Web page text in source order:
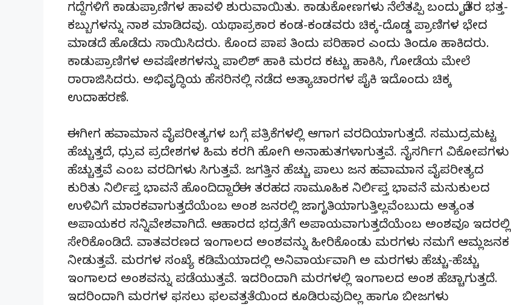
ಗದ್ದೆಗಳಿಗೆ ಕಾಡುಪ್ರಾಣಿಗಳ ಹಾವಳಿ ಶುರುವಾಯಿತು. ಕಾಡುಕೋಣಗಳು ನೆಲೆತಪ್ಪಿ ಬಂದು ರೈತರ ಭತ್ತ-
ಕಬ್ಬುಗಳನ್ನು ನಾಶ ಮಾಡಿದವು. ಯಥಾಪ್ರಕಾರ ಕಂಡ-ಕಂಡವರು ಚಿಕ್ಕ-ದೊಡ್ಡ ಪ್ರಾಣಿಗಳ ಭೇದ
ಮಾಡದೆ ಹೊಡೆದು ಸಾಯಿಸಿದರು. ಕೊಂದ ಪಾಪ ತಿಂದು ಪರಿಹಾರ ಎಂದು ತಿಂದೂ ಹಾಕಿದರು.
ಕಾಡುಪ್ರಾಣಿಗಳ ಅವಷೇಶಗಳನ್ನು ಪಾಲಿಶ್ ಹಾಕಿ ಮರದ ಕಟ್ಟು ಹಾಕಿಸಿ, ಗೋಡೆಯ ಮೇಲೆ
ರಾರಾಜಿಸಿದರು. ಅಭಿವೃದ್ಧಿಯ ಹೆಸರಿನಲ್ಲಿ ನಡೆದ ಅತ್ಯಾಚಾರಗಳ ಪೈಕಿ ಇದೊಂದು ಚಿಕ್ಕ
ಉದಾಹರಣೆ.
ಈಗೀಗ ಹವಾಮಾನ ವೈಪರೀತ್ಯಗಳ ಬಗ್ಗೆ ಪತ್ರಿಕೆಗಳಲ್ಲಿ ಆಗಾಗ ವರದಿಯಾಗುತ್ತದೆ. ಸಮುದ್ರಮಟ್ಟ
ಹೆಚ್ಚುತ್ತದೆ, ಧ್ರುವ ಪ್ರದೇಶಗಳ ಹಿಮ ಕರಗಿ ಹೋಗಿ ಅನಾಹುತಗಳಾಗುತ್ತವೆ. ನೈಸರ್ಗಿಗ ವಿಕೋಪಗಳು
ಹೆಚ್ಚುತ್ತವೆ ಎಂಬ ವರದಿಗಳು ಸಿಗುತ್ತವೆ. ಜಗತ್ತಿನ ಹೆಚ್ಚು ಪಾಲು ಜನ ಹವಾಮಾನ ವೈಪರೀತ್ಯದ
ಕುರಿತು ನಿರ್ಲಿಪ್ತ ಭಾವನೆ ಹೊಂದಿದ್ದಾರೆ. ಈ ತರಹದ ಸಾಮೂಹಿಕ ನಿರ್ಲಿಪ್ತ ಭಾವನೆ ಮನುಕುಲದ
ಉಳಿವಿಗೆ ಮಾರಕವಾಗುತ್ತದೆಯೆಂಬ ಅಂಶ ಜನರಲ್ಲಿ ಜಾಗೃತಿಯಾಗುತ್ತಿಲ್ಲವೆಂಬುದು ಅತ್ಯಂತ
ಅಪಾಯಕರ ಸನ್ನಿವೇಶವಾಗಿದೆ. ಆಹಾರದ ಭದ್ರತೆಗೆ ಅಪಾಯವಾಗುತ್ತದೆಯೆಂಬ ಅಂಶವೂ ಇದರಲ್ಲಿ
ಸೇರಿಕೊಂಡಿದೆ. ವಾತವರಣದ ಇಂಗಾಲದ ಅಂಶವನ್ನು ಹೀರಿಕೊಂಡು ಮರಗಳು ನಮಗೆ ಆಮ್ಲಜನಕ
ನೀಡುತ್ತವೆ. ಮರಗಳ ಸಂಖ್ಯೆ ಕಡಿಮೆಯಾದಲ್ಲಿ ಅನಿವಾರ್ಯವಾಗಿ ಅ ಮರಗಳು ಹೆಚ್ಚು-ಹೆಚ್ಚು
ಇಂಗಾಲದ ಅಂಶವನ್ನು ಪಡೆಯುತ್ತವೆ. ಇದರಿಂದಾಗಿ ಮರಗಳಲ್ಲಿ ಇಂಗಾಲದ ಅಂಶ ಹೆಚ್ಚಾಗುತ್ತದೆ.
ಇದರಿಂದಾಗಿ ಮರಗಳ ಫಸಲು ಫಲವತ್ತತೆಯಿಂದ ಕೂಡಿರುವುದಿಲ್ಲ ಹಾಗೂ ಬೀಜಗಳು